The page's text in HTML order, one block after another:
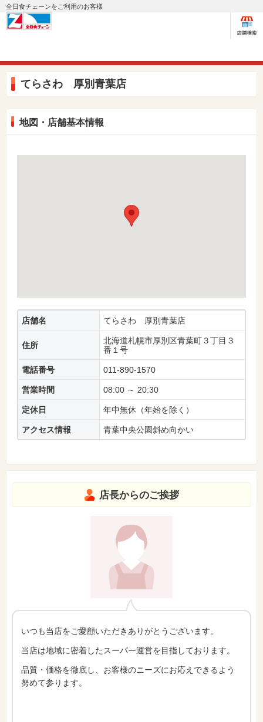
全日食チェーンをご利用のお客様
てらさわ 厚別青葉店
地図・店舗基本情報
店舗名 てらさわ 厚別青葉店
住所
北海道札幌市厚別区青葉町３丁目３
番１号
電話番号 011-890-1570
営業時間 08:00 ～ 20:30
定休日 年中無休（年始を除く）
アクセス情報 青葉中央公園斜め向かい
店長からのご挨拶
いつも当店をご愛顧いただきありがとうございます。
当店は地域に密着したスーパー運営を目指しております。
品質・価格を徹底し、お客様のニーズにお応えできるよう
努めて参ります。